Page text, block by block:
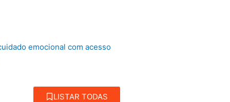
emocional com acesso
LISTAR TODAS